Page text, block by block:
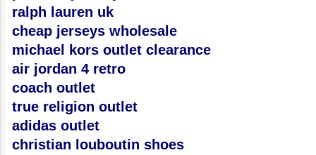
ralph lauren uk
cheap jerseys wholesale
michael kors outlet clearance
air jordan 4 retro
coach outlet
true religion outlet
adidas outlet
christian louboutin shoes